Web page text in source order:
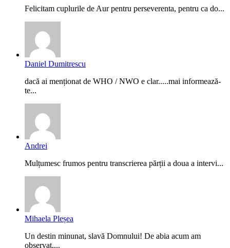
Felicitam cuplurile de Aur pentru perseverenta, pentru ca do...
Daniel Dumitrescu
dacă ai menționat de WHO / NWO e clar.....mai informează-
te...
Andrei
Mulțumesc frumos pentru transcrierea părții a doua a intervi...
Mihaela Pleșea
Un destin minunat, slavă Domnului! De abia acum am
observat,...